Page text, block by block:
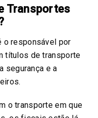
Transportes
o responsável por
títulos de transporte
segurança e a
o transporte em que